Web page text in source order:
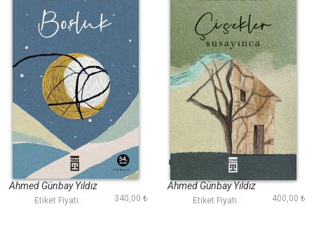
Boşluk
Ahmed Günbay Yıldız
Etiket Fiyatı : 340,00 ₺
Çiçekler Susayınca
Ahmed Günbay Yıldız
Etiket Fiyatı : 400,00 ₺